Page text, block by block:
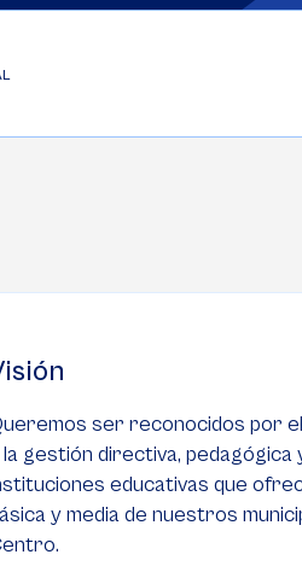
ser reconocidos por
la gestión directiva, pedagógica
educativas que
y media de nuestros